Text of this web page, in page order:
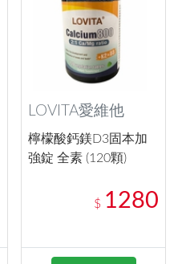
LOVITA愛維他
檸檬酸鈣鎂D3固本加
強錠 全素 (120顆)
$ 1280